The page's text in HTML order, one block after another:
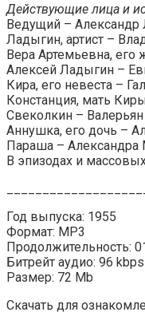
Действующие лица и
Ведущий – Александр
Ладыгин, артист –
Вера Артемьевна, его
Алексей Ладыгин –
Кира, его невеста –
Констанция, мать
Свеколкин –
Аннушка, его дочь –
Параша – Александра
В эпизодах и
Год выпуска: 1955
Формат: MP3
Продолжительность:
Битрейт аудио: 96 kbps
Размер: 72 Mb
Скачать для